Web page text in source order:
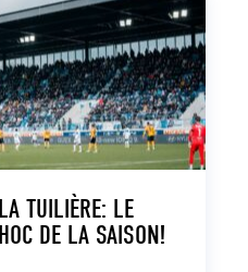
TUILIÈRE: LE
DE LA SAISON!